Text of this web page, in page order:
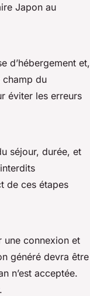
Japon au
d’hébergement et,
champ du
éviter les erreurs
séjour, durée, et
de ces étapes
une connexion et
généré devra être
n’est acceptée.